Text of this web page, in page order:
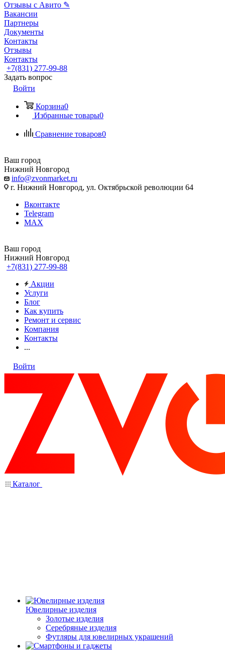
Отзывы с Авито ✎
Вакансии
Партнеры
Документы
Контакты
Отзывы
Контакты
+7(831) 277-99-88
Задать вопрос
Войти
Корзина0
Избранные товары0
Сравнение товаров0
Ваш город
Нижний Новгород
info@zvonmarket.ru
г. Нижний Новгород, ул. Октябрьской революции 64
Вконтакте
Telegram
MAX
Ваш город
Нижний Новгород
+7(831) 277-99-88
Акции
Услуги
Блог
Как купить
Ремонт и сервис
Компания
Контакты
...
Войти
Каталог
Ювелирные изделия
Золотые изделия
Серебряные изделия
Футляры для ювелирных украшений